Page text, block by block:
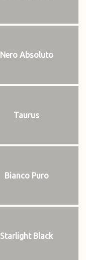
Nero Absoluto
Taurus
Bianco Puro
Starlight Black